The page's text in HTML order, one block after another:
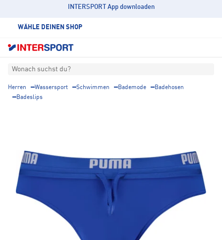
INTERSPORT App downloaden
WÄHLE DEINEN SHOP
Wonach suchst du?
Herren Wassersport Schwimmen Bademode
Badehosen
Badeslips